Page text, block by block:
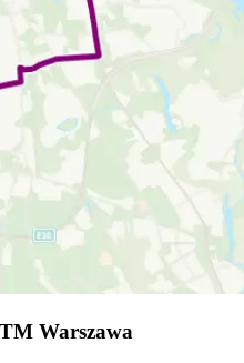
Warszawa